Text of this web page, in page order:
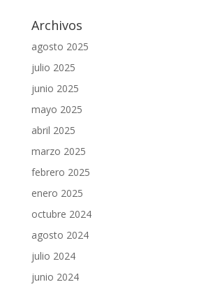
Archivos
agosto 2025
julio 2025
junio 2025
mayo 2025
abril 2025
marzo 2025
febrero 2025
enero 2025
octubre 2024
agosto 2024
julio 2024
junio 2024